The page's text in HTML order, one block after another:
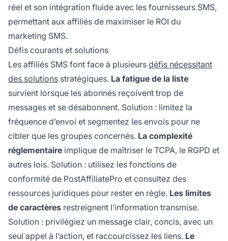
réel et son intégration fluide avec les fournisseurs SMS,
permettant aux affiliés de maximiser le ROI du
marketing SMS.
Défis courants et solutions
Les affiliés SMS font face à plusieurs défis nécessitant
des solutions stratégiques. La fatigue de la liste
survient lorsque les abonnés reçoivent trop de
messages et se désabonnent. Solution : limitez la
fréquence d’envoi et segmentez les envois pour ne
cibler que les groupes concernés. La complexité
réglementaire implique de maîtriser le TCPA, le RGPD et
autres lois. Solution : utilisez les fonctions de
conformité de PostAffiliatePro et consultez des
ressources juridiques pour rester en règle. Les limites
de caractères restreignent l’information transmise.
Solution : privilégiez un message clair, concis, avec un
seul appel à l’action, et raccourcissez les liens. Le